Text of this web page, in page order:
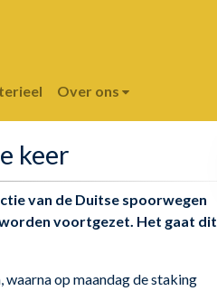
Over ons
keer
van de Duitse spoorwegen
voortgezet. Het gaat dit
op maandag de staking